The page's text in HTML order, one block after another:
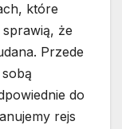
które
że
Przede
do
rejs